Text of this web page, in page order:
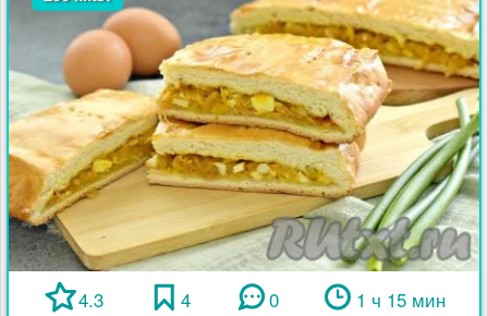
4.3 4 0 1 ч 15 мин